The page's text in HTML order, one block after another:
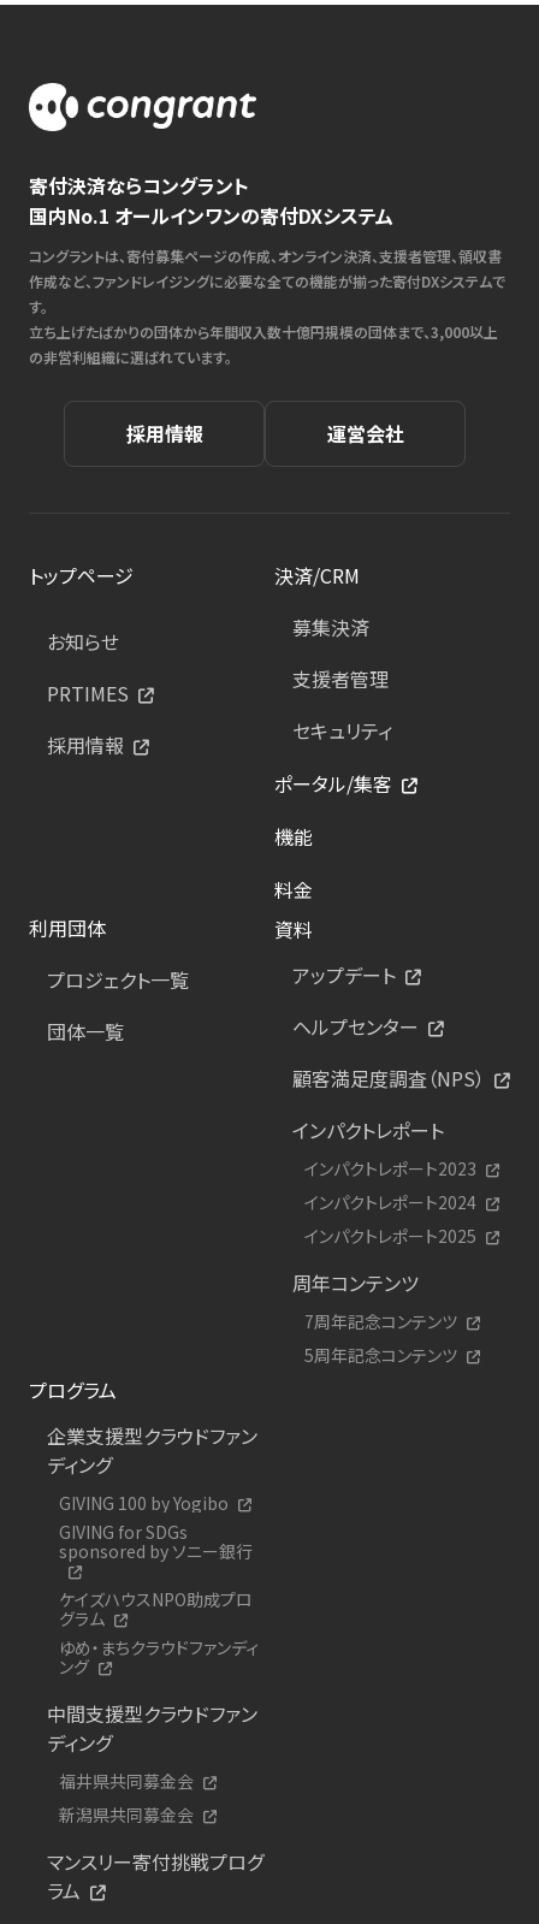
寄付決済ならコングラント
国内No.1 オールインワンの寄付DXシステム
コングラントは、寄付募集ページの作成、オンライン決済、支援者管理、領収書
作成など、ファンドレイジングに必要な全ての機能が揃った寄付DXシステムで
す。
立ち上げたばかりの団体から年間収入数十億円規模の団体まで、3,000以上
の非営利組織に選ばれています。
採用情報 運営会社
トップページ
お知らせ
PRTIMES
採用情報
決済/CRM
募集決済
支援者管理
セキュリティ
ポータル/集客
機能
料金
利用団体
プロジェクト一覧
団体一覧
資料
アップデート
ヘルプセンター
顧客満足度調査（NPS）
インパクトレポート
インパクトレポート2023
インパクトレポート2024
インパクトレポート2025
周年コンテンツ
7周年記念コンテンツ
5周年記念コンテンツ
プログラム
企業支援型クラウドファン
ディング
GIVING 100 by Yogibo
GIVING for SDGs
sponsored by ソニー銀行
ケイズハウスNPO助成プロ
グラム
ゆめ・まちクラウドファンディ
ング
中間支援型クラウドファン
ディング
福井県共同募金会
新潟県共同募金会
マンスリー寄付挑戦プログ
ラム